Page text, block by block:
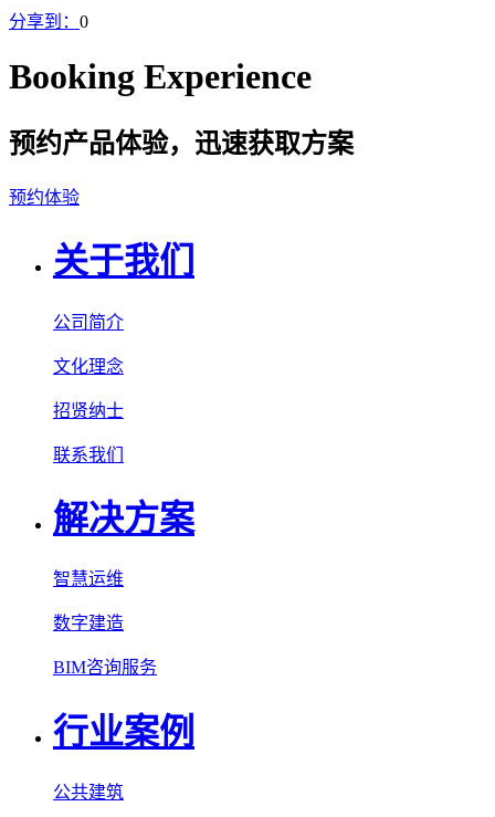
分享到： 0
Booking Experience
预约产品体验，迅速获取方案
预约体验
关于我们
公司简介
文化理念
招贤纳士
联系我们
解决方案
智慧运维
数字建造
BIM咨询服务
行业案例
公共建筑